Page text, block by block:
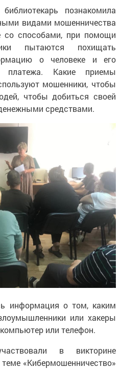
познакомила
видами мошенничества
со способами, при помощи
пытаются похищать
о человеке и его
платежа. Какие приемы
мошенники, чтобы
чтобы добиться своей
средствами.
информация о том, каким
или хакеры
или телефон.
в викторине
«Кибермошенничество»